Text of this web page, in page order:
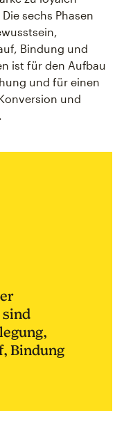
sechs Phasen
Bindung und
ist für den Aufbau
und für einen
und
Bindung